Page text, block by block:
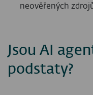
neověřených
Jsou AI
podstaty?